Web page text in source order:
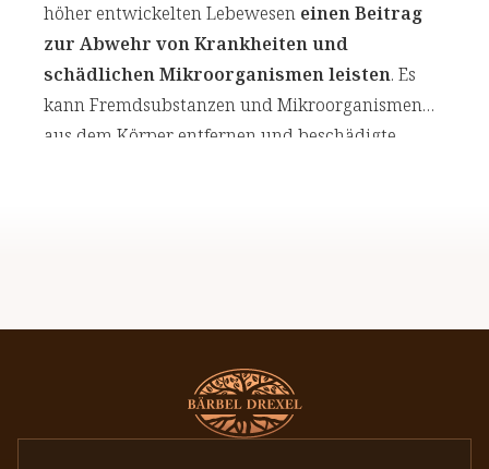
höher entwickelten Lebewesen einen Beitrag
zur Abwehr von Krankheiten und
schädlichen Mikroorganismen leisten. Es
kann Fremdsubstanzen und Mikroorganismen
aus dem Körper entfernen und beschädigte